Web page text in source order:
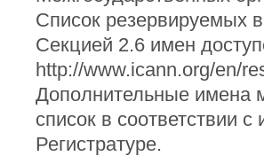
Список резервируемых
Секцией 2.6 имен
http://www.icann.org/en/
Дополнительные имена
список в соответствии
Регистратуре.